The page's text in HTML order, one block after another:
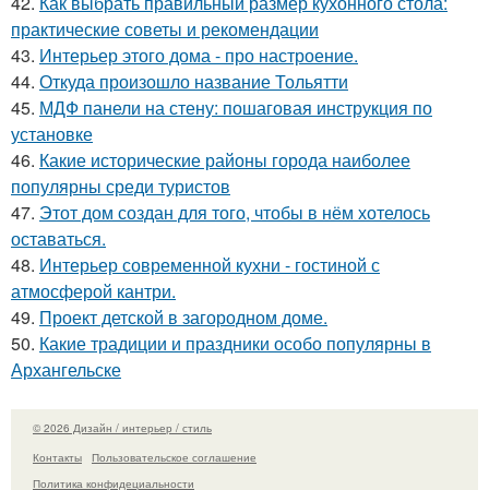
практические советы и рекомендации
43. Интерьер этого дома - про настроение.
44. Откуда произошло название Тольятти
45. МДФ панели на стену: пошаговая инструкция по
установке
46. Какие исторические районы города наиболее
популярны среди туристов
47. Этот дом создан для того, чтобы в нём хотелось
оставаться.
48. Интерьер современной кухни - гостиной с
атмосферой кантри.
49. Проект детской в загородном доме.
50. Какие традиции и праздники особо популярны в
Архангельске
© 2026 Дизайн / интерьер / стиль
Контакты
Пользовательское соглашение
Политика конфидециальности